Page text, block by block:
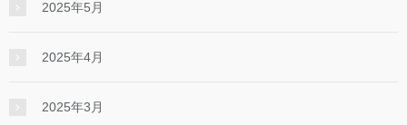
2025年5月
2025年4月
2025年3月